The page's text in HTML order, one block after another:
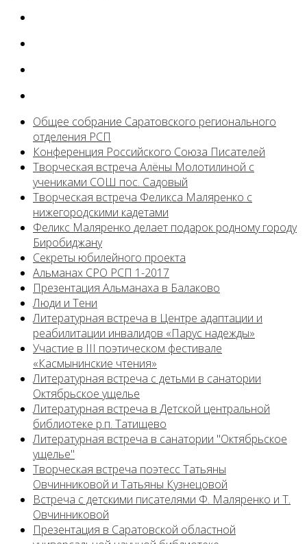
Общее собрание Саратовского регионального
отделения РСП
Конференция Российского Союза Писателей
Творческая встреча Алёны Молотилиной с
учениками СОШ пос. Садовый
Творческая встреча Феликса Маляренко с
нижегородскими кадетами
Феликс Маляренко делает подарок родному городу
Биробиджану
Секреты юбилейного проекта
Альманах СРО РСП 1-2017
Презентация Альманаха в Балаково
Люди и Тени
Литературная встреча в Центре адаптации и
реабилитации инвалидов «Парус надежды»
Участие в III поэтическом фестивале
«Касмынинские чтения»
Литературная встреча с детьми в санатории
Октябрьское ущелье
Литературная встреча в Детской центральной
библиотеке р.п. Татищево
Литературная встреча в санатории "Октябрьское
ущелье"
Творческая встреча поэтесс Татьяны
Овчинниковой и Татьяны Кузнецовой
Встреча с детскими писателями Ф. Маляренко и Т.
Овчинниковой
Презентация в Саратовской областной